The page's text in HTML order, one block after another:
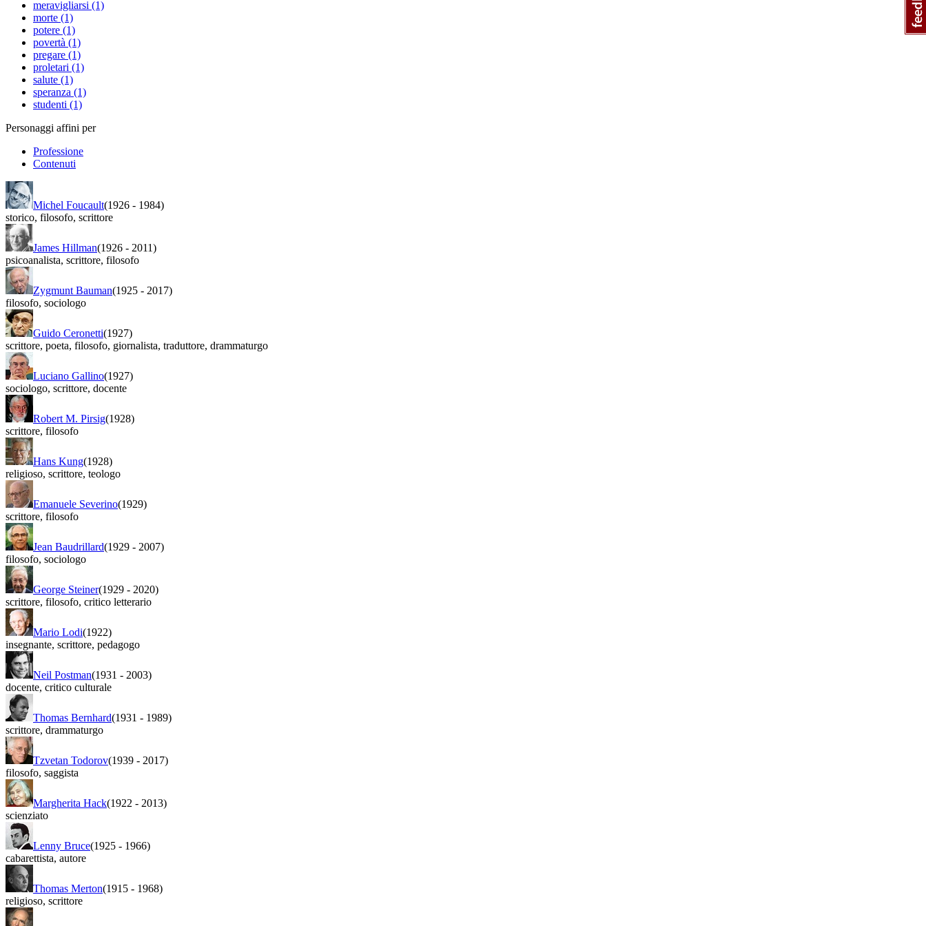
meravigliarsi (1)
morte (1)
potere (1)
povertà (1)
pregare (1)
proletari (1)
salute (1)
speranza (1)
studenti (1)
Personaggi affini per
Professione
Contenuti
Michel Foucault(1926 - 1984)
storico, filosofo, scrittore
James Hillman(1926 - 2011)
psicoanalista, scrittore, filosofo
Zygmunt Bauman(1925 - 2017)
filosofo, sociologo
Guido Ceronetti(1927)
scrittore, poeta, filosofo, giornalista, traduttore, drammaturgo
Luciano Gallino(1927)
sociologo, scrittore, docente
Robert M. Pirsig(1928)
scrittore, filosofo
Hans Kung(1928)
religioso, scrittore, teologo
Emanuele Severino(1929)
scrittore, filosofo
Jean Baudrillard(1929 - 2007)
filosofo, sociologo
George Steiner(1929 - 2020)
scrittore, filosofo, critico letterario
Mario Lodi(1922)
insegnante, scrittore, pedagogo
Neil Postman(1931 - 2003)
docente, critico culturale
Thomas Bernhard(1931 - 1989)
scrittore, drammaturgo
Tzvetan Todorov(1939 - 2017)
filosofo, saggista
Margherita Hack(1922 - 2013)
scienziato
Lenny Bruce(1925 - 1966)
cabarettista, autore
Thomas Merton(1915 - 1968)
religioso, scrittore